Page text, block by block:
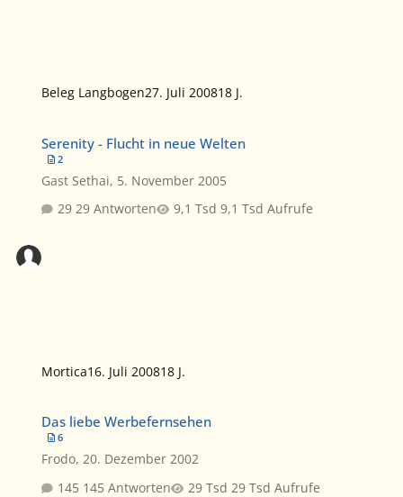
Beleg Langbogen27. Juli 200818 J.
Serenity - Flucht in neue Welten
2
Gast Sethai, 5. November 2005
29 Antworten
9,1 Tsd Aufrufe
Mortica16. Juli 200818 J.
Das liebe Werbefernsehen
6
Frodo,20. Dezember 2002
145 Antworten
29 Tsd Aufrufe